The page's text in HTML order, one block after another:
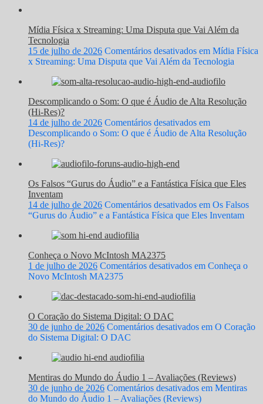
Mídia Física x Streaming: Uma Disputa que Vai Além da
Tecnologia
15 de julho de 2026 Comentários desativados em Mídia Física
x Streaming: Uma Disputa que Vai Além da Tecnologia
Descomplicando o Som: O que é Áudio de Alta Resolução
(Hi-Res)?
14 de julho de 2026 Comentários desativados em
Descomplicando o Som: O que é Áudio de Alta Resolução
(Hi-Res)?
Os Falsos “Gurus do Áudio” e a Fantástica Física que Eles
Inventam
14 de julho de 2026 Comentários desativados em Os Falsos
“Gurus do Áudio” e a Fantástica Física que Eles Inventam
Conheça o Novo McIntosh MA2375
1 de julho de 2026 Comentários desativados em Conheça o
Novo McIntosh MA2375
O Coração do Sistema Digital: O DAC
30 de junho de 2026 Comentários desativados em O Coração
do Sistema Digital: O DAC
Mentiras do Mundo do Áudio 1 – Avaliações (Reviews)
30 de junho de 2026 Comentários desativados em Mentiras
do Mundo do Áudio 1 – Avaliações (Reviews)